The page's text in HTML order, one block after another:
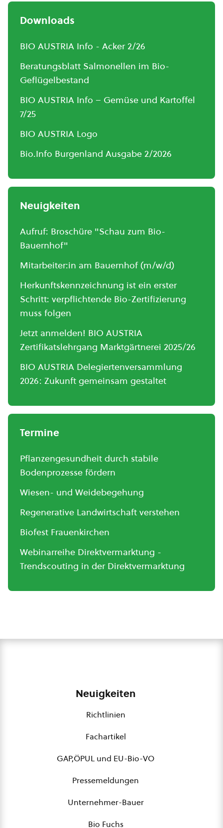
Downloads
BIO AUSTRIA Info - Acker 2/26
Beratungsblatt Salmonellen im Bio-
Geflügelbestand
BIO AUSTRIA Info – Gemüse und Kartoffel
7/25
BIO AUSTRIA Logo
Bio.Info Burgenland Ausgabe 2/2026
Neuigkeiten
Aufruf: Broschüre "Schau zum Bio-
Bauernhof"
Mitarbeiter:in am Bauernhof (m/w/d)
Herkunftskennzeichnung ist ein erster
Schritt: verpflichtende Bio-Zertifizierung
muss folgen
Jetzt anmelden! BIO AUSTRIA
Zertifikatslehrgang Marktgärtnerei 2025/26
BIO AUSTRIA Delegiertenversammlung
2026: Zukunft gemeinsam gestaltet
Termine
Pflanzengesundheit durch stabile
Bodenprozesse fördern
Wiesen- und Weidebegehung
Regenerative Landwirtschaft verstehen
Biofest Frauenkirchen
Webinarreihe Direktvermarktung -
Trendscouting in der Direktvermarktung
Neuigkeiten
Richtlinien
Fachartikel
GAP,ÖPUL und EU-Bio-VO
Pressemeldungen
Unternehmer-Bauer
Bio Fuchs